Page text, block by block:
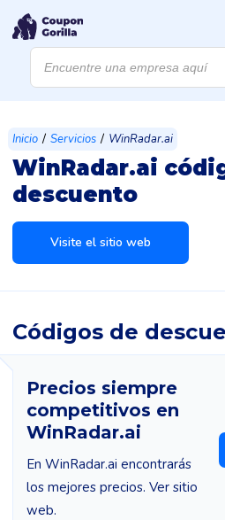
Búsqueda
productos
Inicio / Servicios / WinRadar.ai
WinRadar.ai
descuento
Visite el sitio web
Códigos de
Precios siempre
competitivos en
WinRadar.ai
En WinRadar.ai encontrarás
los mejores precios. Ver sitio
web.